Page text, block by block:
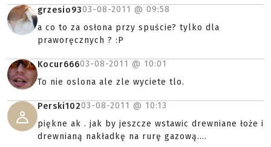
grzesio9303-08-2011 @ 09:58
a co to za osłona przy spuście? tylko dla
praworęcznych ? :P
Kocur66603-08-2011 @ 10:01
To nie oslona ale zle wyciete tlo.
Perski10203-08-2011 @ 10:13
piękne ak . jak by jeszcze wstawic drewniane łoże i
drewnianą nakładkę na rurę gazową....